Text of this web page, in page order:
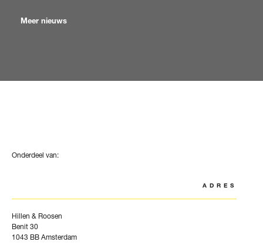
Meer nieuws
Onderdeel van:
ADRES
Hillen & Roosen
Benit 30
1043 BB Amsterdam